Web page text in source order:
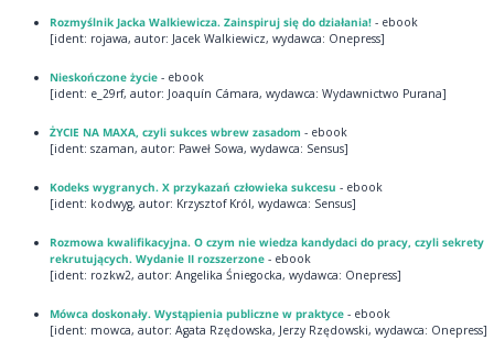
Rozmyślnik Jacka Walkiewicza. Zainspiruj się do działania!- ebook
[ident: rojawa, autor: Jacek Walkiewicz, wydawca: Onepress]
Nieskończone życie- ebook
[ident: e_29rf, autor: Joaquín Cámara, wydawca: Wydawnictwo Purana]
ŻYCIE NA MAXA, czyli sukces wbrew zasadom - ebook
[ident: szaman, autor: Paweł Sowa, wydawca: Sensus]
Kodeks wygranych. X przykazań człowieka sukcesu - ebook
[ident: kodwyg, autor: Krzysztof Król, wydawca: Sensus]
Rozmowa kwalifikacyjna. O czym nie wiedza kandydaci do pracy, czyli sekrety
rekrutujących. Wydanie II rozszerzone- ebook
[ident: rozkw2, autor: Angelika Śniegocka, wydawca: Onepress]
Mówca doskonały. Wystąpienia publiczne w praktyce- ebook
[ident: mowca, autor: Agata Rzędowska, Jerzy Rzędowski, wydawca: Onepress]